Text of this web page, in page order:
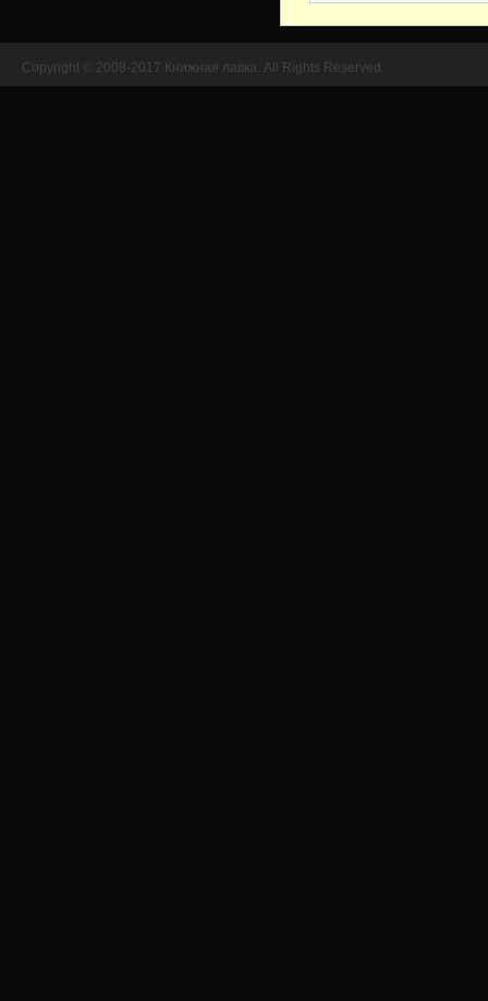
Copyright © 2008-2017 Книжная лавка. All Rights Reserved.